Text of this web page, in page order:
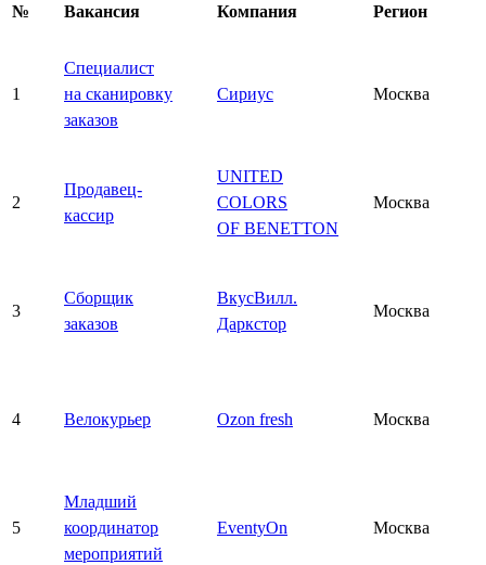
№ Вакансия Компания Регион
1
Специалист
на сканировку
заказов
Сириус Москва
2
Продавец-
кассир
UNITED
COLORS
OF BENETTON
Москва
3
Сборщик
заказов
ВкусВилл.
Даркстор
Москва
4 Велокурьер Ozon fresh Москва
5
Младший
координатор
мероприятий
EventyOn Москва